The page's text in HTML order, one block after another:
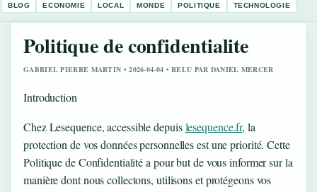
BLOG ECONOMIE LOCAL MONDE POLITIQUE TECHNOLOGIE
Politique de confidentialite
GABRIEL PIERRE MARTIN • 2026-04-04 • RELU PAR DANIEL MERCER
Introduction
Chez Lesequence, accessible depuislesequence.fr, la
protection de vos données personnelles est une priorité. Cette
Politique de Confidentialité a pour but de vous informer sur la
manière dont nous collectons, utilisons et protégeons vos